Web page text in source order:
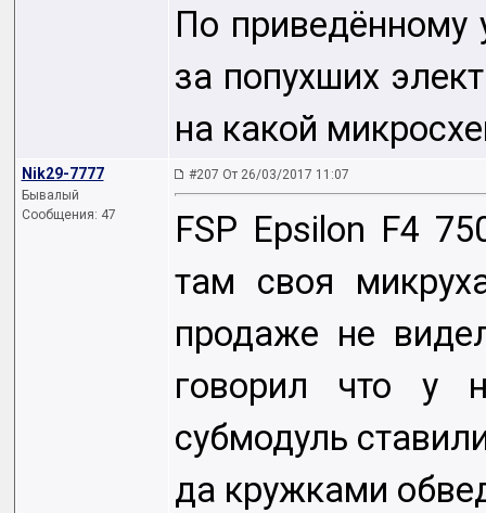
По приведённому
за попухших
на какой
Nik29-7777
Бывалый
Сообщения: 47
#207 От 26/03/2017 11:07
FSP Epsilon F4
там своя
продаже не
говорил что у
субмодуль
да кружками